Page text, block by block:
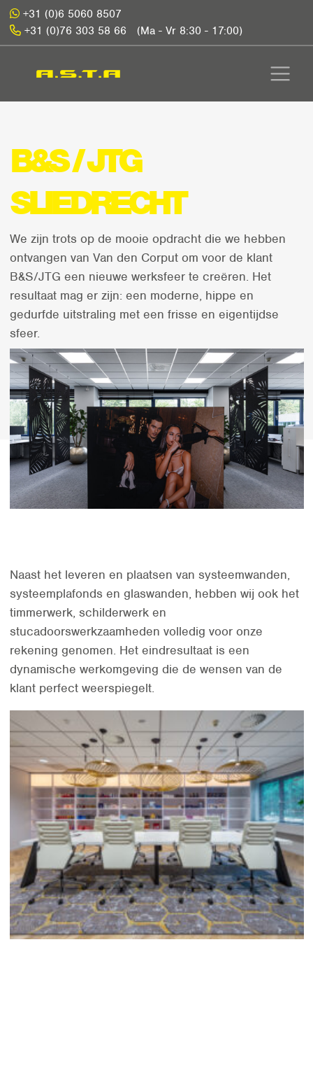
+31 (0)6 5060 8507
+31 (0)76 303 58 66
(Ma - Vr 8:30 - 17:00)
B&S / JTG
SLIEDRECHT
We zijn trots op de mooie opdracht die we hebben
ontvangen van Van den Corput om voor de klant
B&S/JTG een nieuwe werksfeer te creëren. Het
resultaat mag er zijn: een moderne, hippe en
gedurfde uitstraling met een frisse en eigentijdse
sfeer.
Naast het leveren en plaatsen van systeemwanden,
systeemplafonds en glaswanden, hebben wij ook het
timmerwerk, schilderwerk en
stucadoorswerkzaamheden volledig voor onze
rekening genomen. Het eindresultaat is een
dynamische werkomgeving die de wensen van de
klant perfect weerspiegelt.